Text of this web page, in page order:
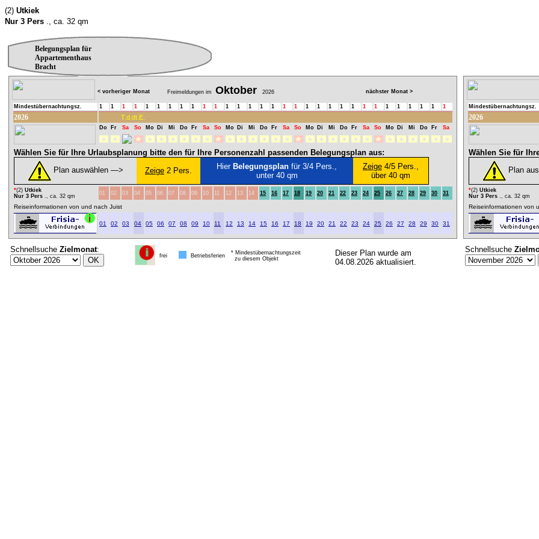
(2) Utkiek
Nur 3 Pers ., ca. 32 qm
Belegungsplan für
Appartementhaus
Bracht
< vorheriger Monat Freimeldungen im Oktober 2026 nächster Monat >
Mindestübernachtungsz. 1 1 1 1 1 1 1 1 1 1 1 1 1 1 1 1 1 1 1 1 1 1 1 1 1 1 1 1 1 1 1
2026 T.d.dt.E.
Do Fr Sa So Mo Di Mi Do Fr Sa So Mo Di Mi Do Fr Sa So Mo Di Mi Do Fr Sa So Mo Di Mi Do Fr Sa
Wählen Sie für Ihre Urlaubsplanung bitte den für Ihre Personenzahl passenden Belegungsplan aus:
Plan auswählen ―>
Zeige 2 Pers. Hier Belegungsplan für 3/4 Pers.,
unter 40 qm
Zeige 4/5 Pers.,
über 40 qm
*(2) Utkiek
Nur 3 Pers ., ca. 32 qm 01 02 03 04 05 06 07 08 09 10 11 12 13 14 15 16 17 18 19 20 21 22 23 24 25 26 27 28 29 30 31
Reiseinformationen von und nach Juist
01 02 03 04 05 06 07 08 09 10 11 12 13 14 15 16 17 18 19 20 21 22 23 24 25 26 27 28 29 30 31
Schnellsuche Zielmonat:
frei Betriebsferien
* Mindestübernachtungszeit
zu diesem Objekt
Dieser Plan wurde am
04.08.2026 aktualisiert.
Mindestübernachtungsz.
2026
Wählen Sie für
Plan
*(2) Utkiek
Nur 3 Pers ., ca. 32 qm
Reiseinformationen von
Schnellsuche